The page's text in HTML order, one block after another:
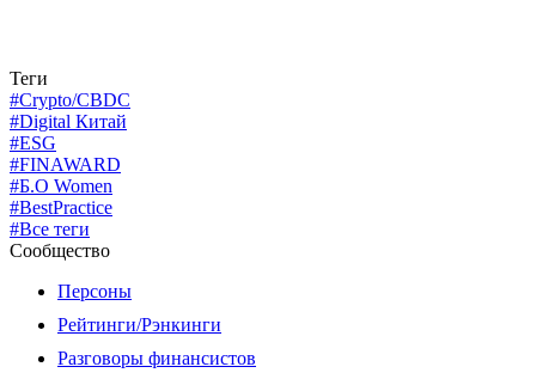
Теги
#Crypto/CBDC
#Digital Китай
#ESG
#FINAWARD
#Б.О Women
#BestPractice
#Все теги
Сообщество
Персоны
Рейтинги/Рэнкинги
Разговоры финансистов